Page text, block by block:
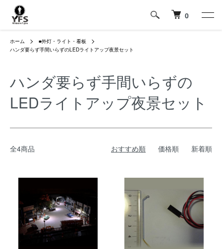
0
ホーム
■外灯・ライト・看板
ハンダ要らず手間いらずのLEDライトアップ夜景セット
ハンダ要らず手間いらずの
LEDライトアップ夜景セット
全4商品 おすすめ順 価格順 新着順